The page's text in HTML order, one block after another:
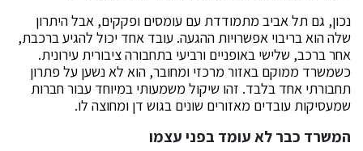
נכון, גם תל אביב מתמודדת עם עומסים ופקקים, אבל היתרון
שלה הוא בריבוי אפשרויות ההגעה. עובד אחד יכול להגיע ברכבת,
אחר ברכב, שלישי באופניים ורביעי בתחבורה ציבורית עירונית.
כשמשרד ממוקם באזור מרכזי ומחובר, הוא לא נשען על פתרון
תחבורתי אחד בלבד. זהו שיקול משמעותי במיוחד עבור חברות
שמעסיקות עובדים מאזורים שונים בגוש דן ומחוצה לו.
המשרד כבר לא עומד בפני עצמו